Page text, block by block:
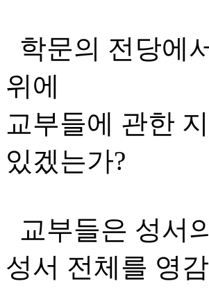
학문의 전당에
위에
교부들에 관한
있겠는가?
교부들은 성서
성서 전체를 영